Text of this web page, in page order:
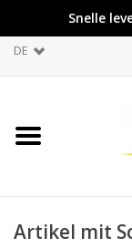
Snelle
DE
Artikel mit